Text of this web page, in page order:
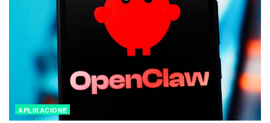
APLIKACIONE